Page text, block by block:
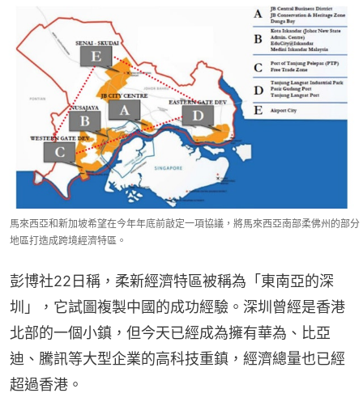
馬來西亞和新加坡希望在今年年底前敲定一項協議，將馬來西亞南部柔佛州的部分
地區打造成跨境經濟特區。
彭博社22日稱，柔新經濟特區被稱為「東南亞的深
圳」，它試圖複製中國的成功經驗。深圳曾經是香港
北部的一個小鎮，但今天已經成為擁有華為、比亞
迪、騰訊等大型企業的高科技重鎮，經濟總量也已經
超過香港。